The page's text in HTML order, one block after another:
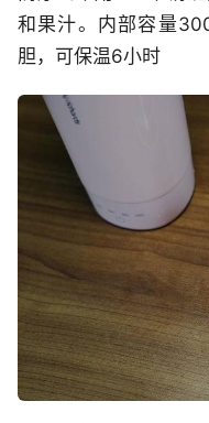
和果汁。内部容量
胆，可保温6小时